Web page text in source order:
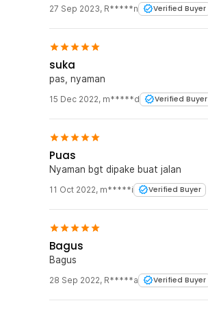
27 Sep 2023, R*****n Verified Buyer
suka
pas, nyaman
15 Dec 2022, m*****d Verified Buyer
Puas
Nyaman bgt dipake buat jalan
11 Oct 2022, m*****i Verified Buyer
Bagus
Bagus
28 Sep 2022, R*****a Verified Buyer